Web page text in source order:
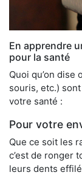
En apprendre
pour la santé
Quoi qu’on dise
souris, etc.)
votre santé :
Pour votre
Que ce soit les
c’est de ronger
leurs dents